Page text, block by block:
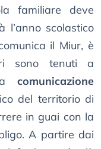
familiare deve
l’anno scolastico
il Miur, è
sono tenuti a
comunicazione
del territorio di
in guai con la
A partire dai